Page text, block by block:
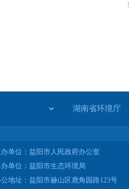
办单位：益阳市人民政府办公室
单位：益阳市生态环境局
公地址：益阳市赫山区鹿角园路123号